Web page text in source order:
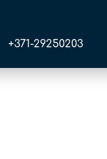
+371-29250203